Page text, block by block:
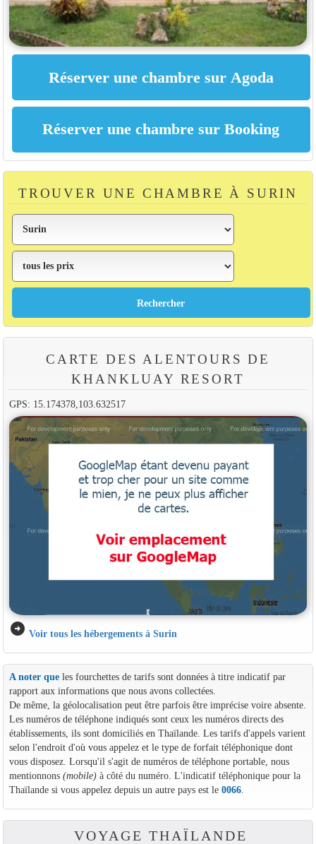
TROUVER UNE CHAMBRE À SURIN
CARTE DES ALENTOURS DE
KHANKLUAY RESORT
GPS: 15.174378,103.632517
arrow_circle_right Voir tous les hébergements à Surin
A noter queles fourchettes de tarifs sont données à titre indicatif par
rapport aux informations que nous avons collectées.
De même, la géolocalisation peut être parfois être imprécise voire absente.
Les numéros de téléphone indiqués sont ceux les numéros directs des
établissements, ils sont domiciliés en Thaïlande. Les tarifs d'appels varient
selon l'endroit d'où vous appelez et le type de forfait téléphonique dont
vous disposez. Lorsqu'il s'agit de numéros de téléphone portable, nous
mentionnons (mobile)à côté du numéro. L'indicatif téléphonique pour la
Thaïlande si vous appelez depuis un autre pays est le 0066.
VOYAGE THAÏLANDE